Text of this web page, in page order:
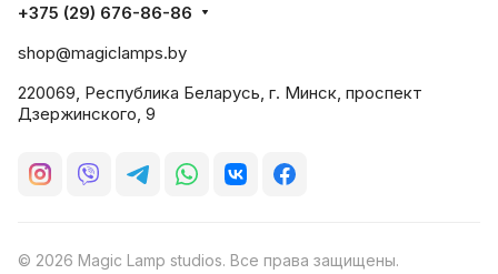
+375 (29) 676-86-86
shop@magiclamps.by
220069, Республика Беларусь, г. Минск, проспект
Дзержинского, 9
© 2026 Magic Lamp studios. Все права защищены.